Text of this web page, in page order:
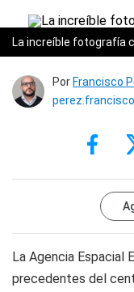
La increíble fotografía
Por Francisco
La Agencia Espacial
precedentes del